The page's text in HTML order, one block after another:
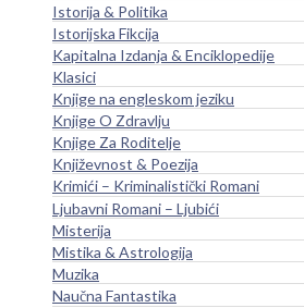
Istorija & Politika
Istorijska Fikcija
Kapitalna Izdanja & Enciklopedije
Klasici
Knjige na engleskom jeziku
Knjige O Zdravlju
Knjige Za Roditelje
Književnost & Poezija
Krimići – Kriminalistički Romani
Ljubavni Romani – Ljubići
Misterija
Mistika & Astrologija
Muzika
Naučna Fantastika